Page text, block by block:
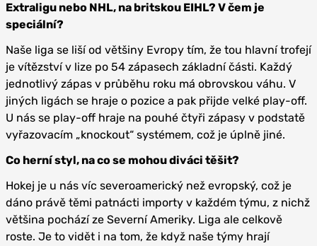
Extraligu nebo NHL, na britskou EIHL? V čem je
speciální?
Naše liga se liší od většiny Evropy tím, že tou hlavní trofejí
je vítězství v lize po 54 zápasech základní části. Každý
jednotlivý zápas v průběhu roku má obrovskou váhu. V
jiných ligách se hraje o pozice a pak přijde velké play-off.
U nás se play-off hraje na pouhé čtyři zápasy v podstatě
vyřazovacím „knockout“ systémem, což je úplně jiné.
Co herní styl, na co se mohou diváci těšit?
Hokej je u nás víc severoamerický než evropský, což je
dáno právě těmi patnácti importy v každém týmu, z nichž
většina pochází ze Severní Ameriky. Liga ale celkově
roste. Je to vidět i na tom, že když naše týmy hrají